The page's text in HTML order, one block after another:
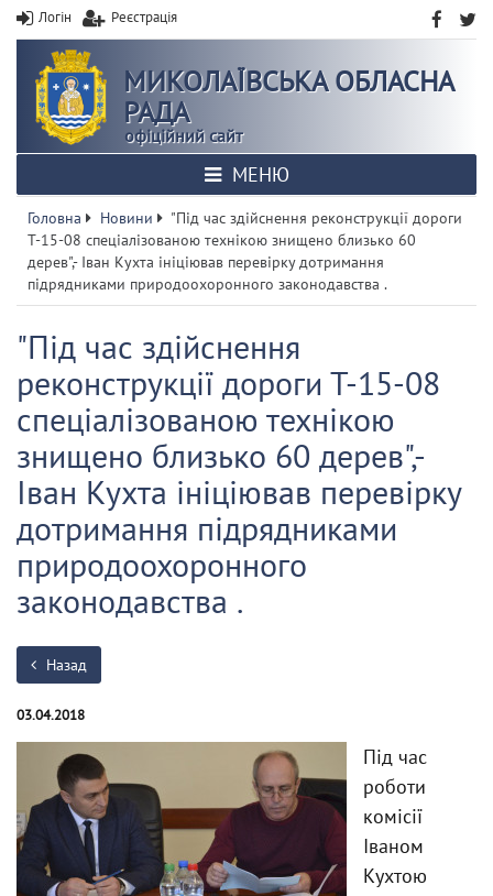
Логін Реєстрація
МИКОЛАЇВСЬКА ОБЛАСНА
РАДА
офіційний сайт
МЕНЮ
Головна Новини
"Під час здійснення реконструкції дороги
Т-15-08 спеціалізованою технікою знищено близько 60
дерев",- Іван Кухта ініціював перевірку дотримання
підрядниками природоохоронного законодавства .
"Під час здійснення
реконструкції дороги Т-15-08
спеціалізованою технікою
знищено близько 60 дерев",-
Іван Кухта ініціював перевірку
дотримання підрядниками
природоохоронного
законодавства .
Назад
03.04.2018
Під час
роботи
комісії
Іваном
Кухтою